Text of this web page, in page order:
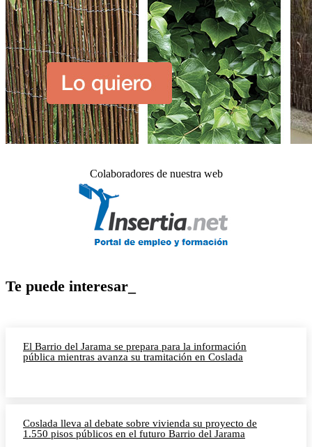
Colaboradores de nuestra web
Te puede interesar_
El Barrio del Jarama se prepara para la información
pública mientras avanza su tramitación en Coslada
Coslada lleva al debate sobre vivienda su proyecto de
1.550 pisos públicos en el futuro Barrio del Jarama